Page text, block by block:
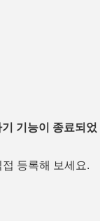
기능이 종료되었
등록해 보세요.